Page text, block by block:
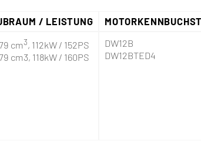
/ LEISTUNG
cm3, 112kW / 152PS
cm3, 118kW / 160PS
DW12B
DW12BTED4